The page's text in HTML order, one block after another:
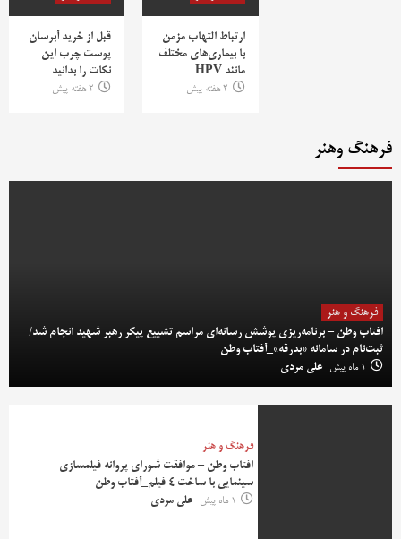
ارتباط التهاب مزمن
با بیماری‌های مختلف
مانند HPV
2 هفته پیش
قبل از خرید آبرسان
پوست چرب این
نکات را بدانید
2 هفته پیش
فرهنگ وهنر
فرهنگ و هنر
افتاب وطن – برنامه‌ریزی پوشش رسانه‌ای مراسم تشییع پیکر رهبر شهید انجام شد/
ثبت‌نام در سامانه «بدرقه»_آفتاب وطن
1 ماه پیش
علی مردی
فرهنگ و هنر
افتاب وطن – موافقت شورای پروانه فیلمسازی
سینمایی با ساخت ۴ فیلم‌_آفتاب وطن
1 ماه پیش
علی مردی